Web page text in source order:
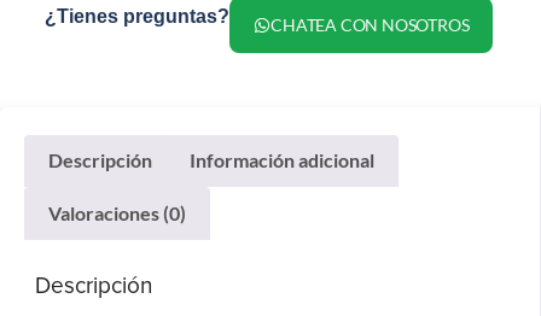
¿Tienes preguntas? CHATEA CON NOSOTROS
Descripción Información adicional
Valoraciones (0)
Descripción